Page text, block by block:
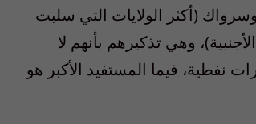
(أكثر الولايات التي سلبت
وهي تذكيرهم بأنهم لا
نفطية، فيما المستفيد الأكبر هو